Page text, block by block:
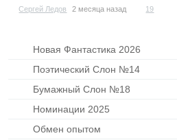
Сергей Ледов 2 месяца назад 19
Новая Фантастика 2026
Поэтический Слон №14
Бумажный Слон №18
Номинации 2025
Обмен опытом